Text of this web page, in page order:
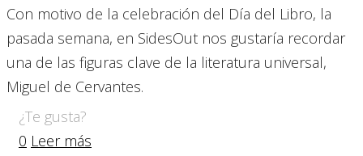
Con motivo de la celebración del Día del Libro, la
pasada semana, en SidesOut nos gustaría recordar
una de las figuras clave de la literatura universal,
Miguel de Cervantes.
¿Te gusta?
0 Leer más